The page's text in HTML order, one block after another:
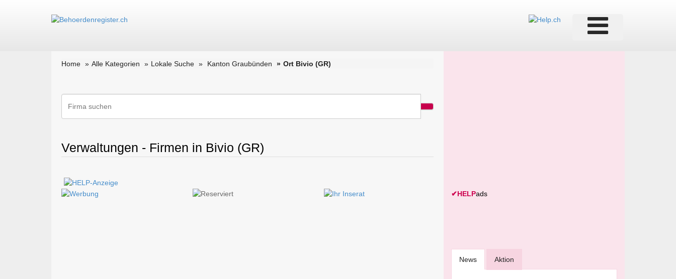
Home Alle Kategorien Lokale Suche Kanton Graubünden Ort Bivio (GR)
Verwaltungen - Firmen in Bivio (GR)
✔HELPads
News Aktion